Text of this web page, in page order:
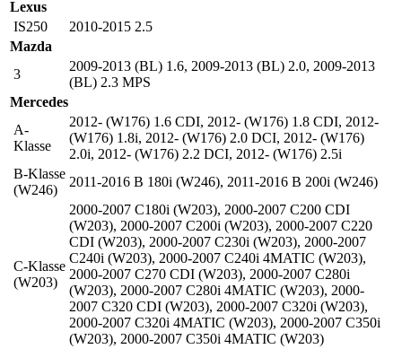
Lexus
IS250
2010-2015 2.5
Mazda
3
2009-2013 (BL) 1.6, 2009-2013 (BL) 2.0, 2009-2013
(BL) 2.3 MPS
Mercedes
A-
Klasse
2012- (W176) 1.6 CDI, 2012- (W176) 1.8 CDI, 2012-
(W176) 1.8i, 2012- (W176) 2.0 DCI, 2012- (W176)
2.0i, 2012- (W176) 2.2 DCI, 2012- (W176) 2.5i
B-Klasse
(W246)
2011-2016 B 180i (W246), 2011-2016 B 200i (W246)
C-Klasse
(W203)
2000-2007 C180i (W203), 2000-2007 C200 CDI
(W203), 2000-2007 C200i (W203), 2000-2007 C220
CDI (W203), 2000-2007 C230i (W203), 2000-2007
C240i (W203), 2000-2007 C240i 4MATIC (W203),
2000-2007 C270 CDI (W203), 2000-2007 C280i
(W203), 2000-2007 C280i 4MATIC (W203), 2000-
2007 C320 CDI (W203), 2000-2007 C320i (W203),
2000-2007 C320i 4MATIC (W203), 2000-2007 C350i
(W203), 2000-2007 C350i 4MATIC (W203)